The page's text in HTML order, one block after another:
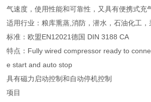
气速度，使用性能和可靠性，又具有便携式充
适用行业：粮库熏蒸,消防，潜水，石油化工，
标准：欧盟EN12021德国 DIN 3188 CA
特点：Fully wired compressor ready to
e start and auto stop
具有磁力启动控制和自动停机控制
项目